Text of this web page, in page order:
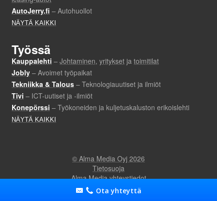
Ota yhteyttä